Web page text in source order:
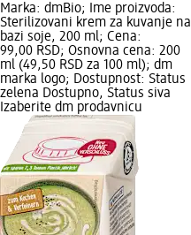
Marka: dmBio; Ime proizvoda:
Sterilizovani krem za kuvanje na
bazi soje, 200 ml; Cena:
99,00 RSD; Osnovna cena: 200
ml (49,50 RSD za 100 ml); dm
marka logo; Dostupnost: Status
zelena Dostupno, Status siva
Izaberite dm prodavnicu